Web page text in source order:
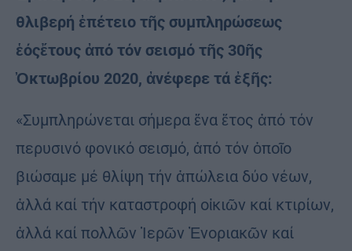
θλιβερή ἐπέτειο τῆς συμπληρώσεως
ἑόςἔτους ἀπό τόν σεισμό τῆς 30ῆς
Ὀκτωβρίου 2020, ἀνέφερε τά ἐξῆς:
«Συμπληρώνεται σήμερα ἕνα ἔτος ἀπό τόν
περυσινό φονικό σεισμό, ἀπό τόν ὁποῖο
βιώσαμε μέ θλίψη τήν ἀπώλεια δύο νέων,
ἀλλά καί τήν καταστροφή οἰκιῶν καί κτιρίων,
ἀλλά καί πολλῶν Ἱερῶν Ἐνοριακῶν καί